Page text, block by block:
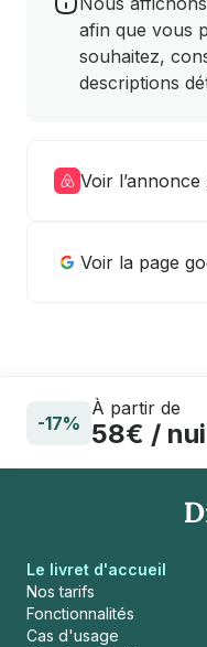
afin que vous
souhaitez,
descriptions
Voir
Voir la page
-17%
À partir de
58€ /
Le livret d'accueil
Nos tarifs
Fonctionnalités
Cas d'usage